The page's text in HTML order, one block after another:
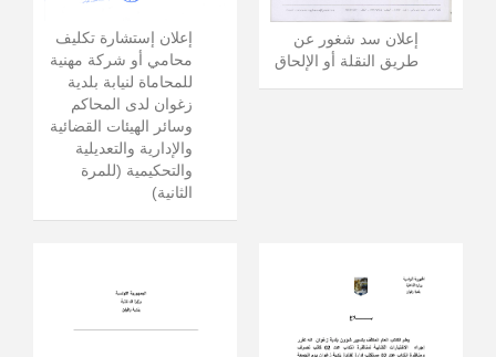
إعلان سد شغور عن
طريق النقلة أو الإلحاق
إعلان إستشارة تكليف
محامي أو شركة مهنية
للمحاماة لنيابة بلدية
زغوان لدى المحاكم
وسائر الهيئات القضائية
والإدارية والتعديلية
والتحكيمية (للمرة
الثانية)